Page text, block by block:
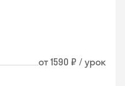
от 1590 ₽ / урок